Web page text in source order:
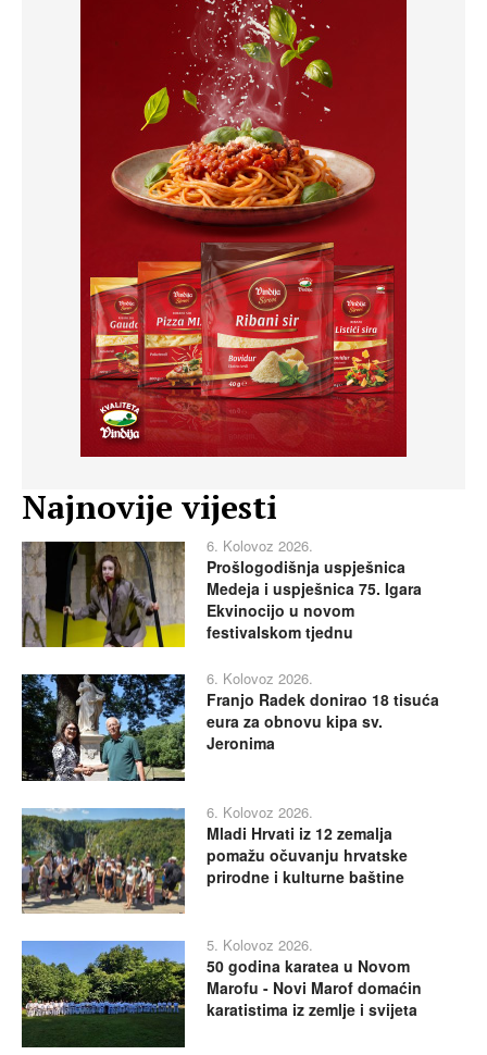
Najnovije vijesti
6. Kolovoz 2026.
Prošlogodišnja uspješnica
Medeja i uspješnica 75. Igara
Ekvinocijo u novom
festivalskom tjednu
6. Kolovoz 2026.
Franjo Radek donirao 18 tisuća
eura za obnovu kipa sv.
Jeronima
6. Kolovoz 2026.
Mladi Hrvati iz 12 zemalja
pomažu očuvanju hrvatske
prirodne i kulturne baštine
5. Kolovoz 2026.
50 godina karatea u Novom
Marofu - Novi Marof domaćin
karatistima iz zemlje i svijeta